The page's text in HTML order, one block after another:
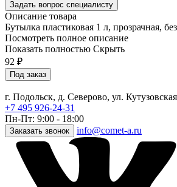
Задать вопрос специалисту
Описание товара
Бутылка пластиковая 1 л, прозрачная,
Посмотреть полное описание
Показать полностью Скрыть
92 ₽
Под заказ
г. Подольск, д. Северово, ул.
+7 495 926-24-31
Пн-Пт: 9:00 - 18:00
Заказать звонок info@comet-a.ru